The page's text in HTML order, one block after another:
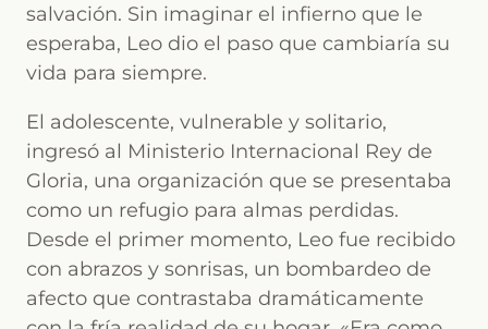
salvación. Sin imaginar el infierno que le
esperaba, Leo dio el paso que cambiaría su
vida para siempre.
El adolescente, vulnerable y solitario,
ingresó al Ministerio Internacional Rey de
Gloria, una organización que se presentaba
como un refugio para almas perdidas.
Desde el primer momento, Leo fue recibido
con abrazos y sonrisas, un bombardeo de
afecto que contrastaba dramáticamente